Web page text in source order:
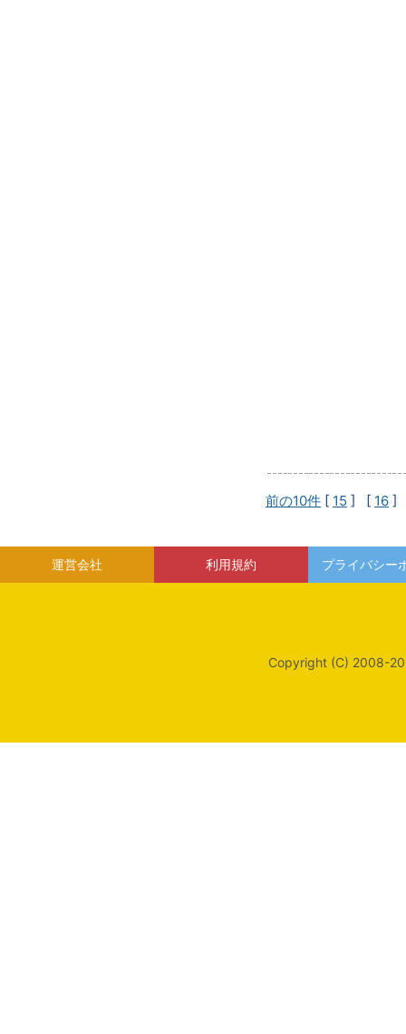
前の10件 [ 15 ] [ 16 ]
運営会社 利用規約 プライバシー
Copyright (C) 2008-